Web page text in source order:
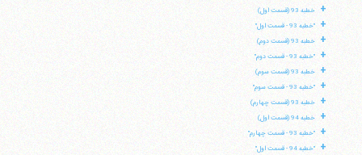
+ خطبه 93 (قسمت اول)
+ "خطبه 93 - قسمت اول"
+ خطبه 93 (قسمت دوم)
+ "خطبه 93 - قسمت دوم"
+ خطبه 93 (قسمت سوم)
+ "خطبه 93 - قسمت سوم"
+ خطبه 93 (قسمت چهارم)
+ خطبه 94 (قسمت اول)
+ "خطبه 93 - قسمت چهارم"
+ "خطبه 94 - قسمت اول"